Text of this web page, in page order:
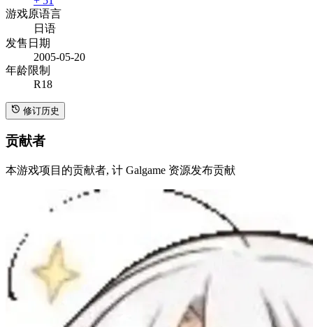
游戏原语言
日语
发售日期
2005-05-20
年龄限制
R18
修订历史
贡献者
本游戏项目的贡献者, 计 Galgame 资源发布贡献